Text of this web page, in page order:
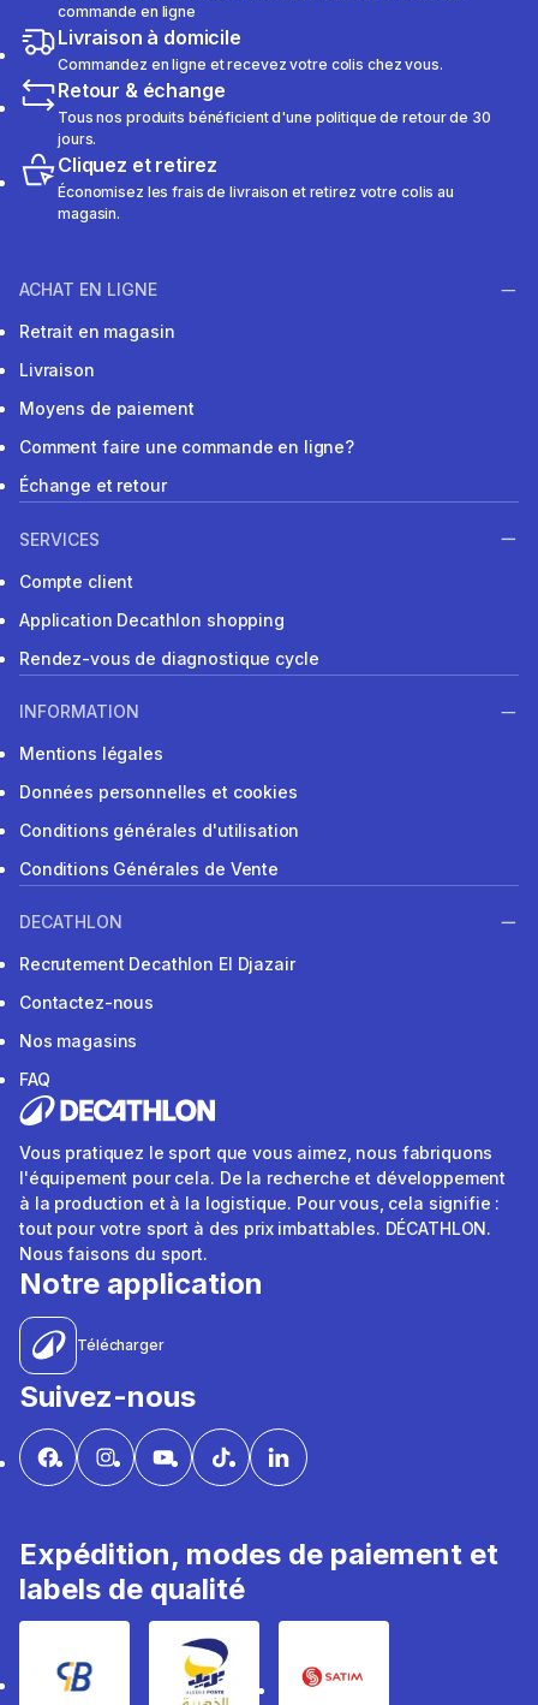
commande en ligne
Livraison à domicile
Commandez en ligne et recevez votre colis chez vous.
Retour & échange
Tous nos produits bénéficient d'une politique de retour de 30
jours.
Cliquez et retirez
Économisez les frais de livraison et retirez votre colis au
magasin.
ACHAT EN LIGNE
Retrait en magasin
Livraison
Moyens de paiement
Comment faire une commande en ligne?
Échange et retour
SERVICES
Compte client
Application Decathlon shopping
Rendez-vous de diagnostique cycle
INFORMATION
Mentions légales
Données personnelles et cookies
Conditions générales d'utilisation
Conditions Générales de Vente
DECATHLON
Recrutement Decathlon El Djazair
Contactez-nous
Nos magasins
FAQ
Vous pratiquez le sport que vous aimez, nous fabriquons
l'équipement pour cela. De la recherche et développement
à la production et à la logistique. Pour vous, cela signifie :
tout pour votre sport à des prix imbattables. DÉCATHLON.
Nous faisons du sport.
Notre application
Télécharger
Suivez-nous
Expédition, modes de paiement et
labels de qualité